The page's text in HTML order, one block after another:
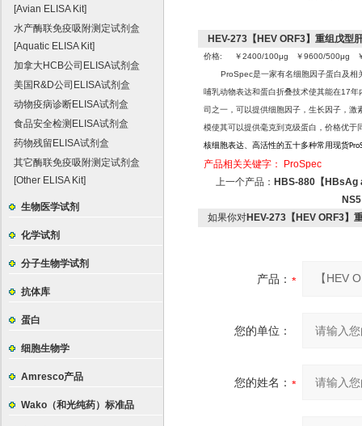
[Avian ELISA Kit]
水产酶联免疫吸附测定试剂盒
[Aquatic ELISA Kit]
加拿大HCB公司ELISA试剂盒
美国R&D公司ELISA试剂盒
动物疫病诊断ELISA试剂盒
食品安全检测ELISA试剂盒
药物残留ELISA试剂盒
其它酶联免疫吸附测定试剂盒
[Other ELISA Kit]
生物医学试剂
化学试剂
分子生物学试剂
抗体库
蛋白
细胞生物学
Amresco产品
Wako（和光纯药）标准品
HEV-273【HEV ORF3】重组戊型
价格: ￥2400/100μg ￥9600/500μg
ProSpec是一家有名细胞因子蛋白及相
哺乳动物表达和蛋白折叠技术使其能在17年
司之一，可以提供细胞因子，生长因子，
模使其可以提供毫克到克级蛋白，价格优于
核细胞表达、高活性的五十多种常用现货
产品相关关键字：
ProSpec
上一个产品： HBS-880【HBsAg
如果你对HEV-273【HEV ORF3】
产品：
您的单位：
您的姓名：